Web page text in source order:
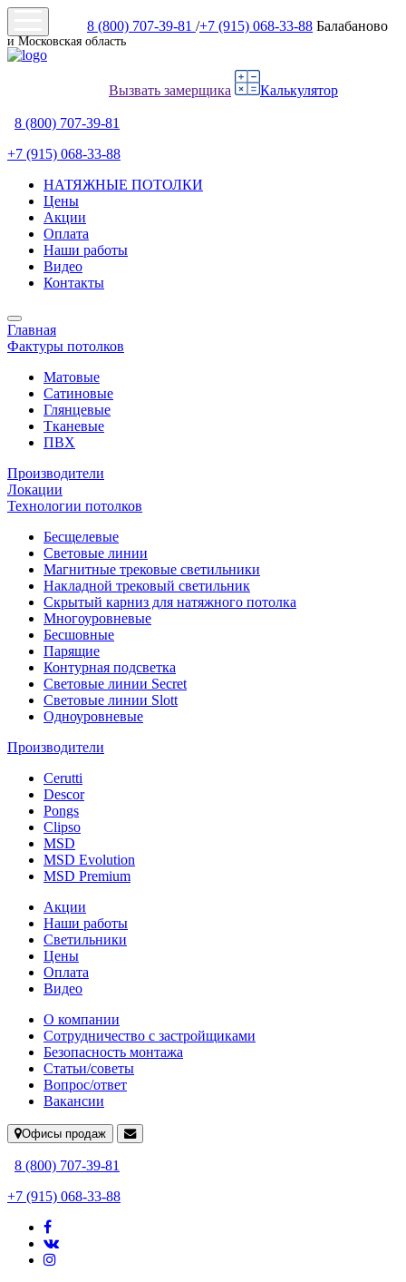
8 (800) 707-39-81 /+7 (915) 068-33-88 Балабаново
и Московская область
Вызвать замерщика Калькулятор
8 (800) 707-39-81
+7 (915) 068-33-88
НАТЯЖНЫЕ ПОТОЛКИ
Цены
Акции
Оплата
Наши работы
Видео
Контакты
Главная
Фактуры потолков
Матовые
Сатиновые
Глянцевые
Тканевые
ПВХ
Производители
Локации
Технологии потолков
Бесщелевые
Световые линии
Магнитные трековые светильники
Накладной трековый светильник
Скрытый карниз для натяжного потолка
Многоуровневые
Бесшовные
Парящие
Контурная подсветка
Световые линии Secret
Световые линии Slott
Одноуровневые
Производители
Cerutti
Descor
Pongs
Clipso
MSD
MSD Evolution
MSD Premium
Акции
Наши работы
Светильники
Цены
Оплата
Видео
О компании
Сотрудничество с застройщиками
Безопасность монтажа
Статьи/советы
Вопрос/ответ
Вакансии
Офисы продаж
8 (800) 707-39-81
+7 (915) 068-33-88